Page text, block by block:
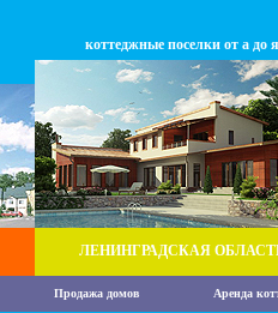
коттеджные поселки от а до я
ЛЕНИНГРАДСКАЯ
Продажа домов Аренда